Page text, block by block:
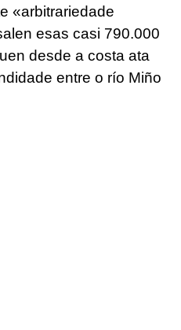
«arbitrariedade
esas casi 790.000
desde a costa ata
entre o río Miño